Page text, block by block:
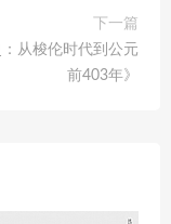
下一篇
：从梭伦时代到公元
前403年》